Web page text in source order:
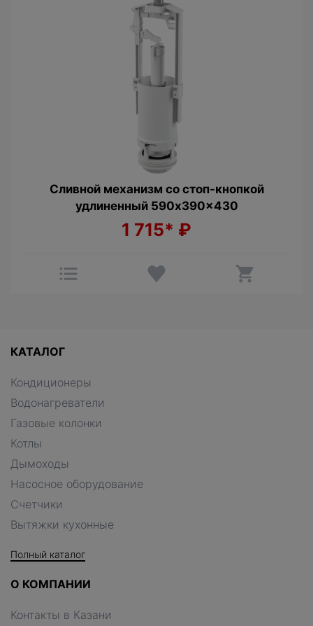
Сливной механизм со стоп-кнопкой
удлиненный 590x390x430
1 715* ₽
КАТАЛОГ
Кондиционеры
Водонагреватели
Газовые колонки
Котлы
Дымоходы
Насосное оборудование
Счетчики
Вытяжки кухонные
Полный каталог
О КОМПАНИИ
Контакты в Казани